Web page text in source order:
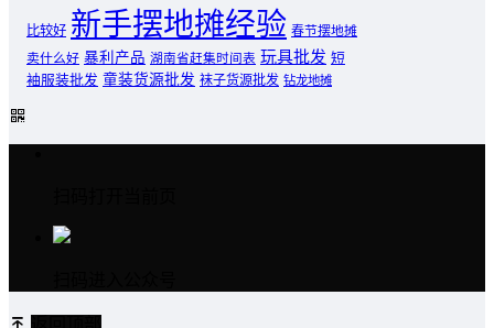
比较好 新手摆地摊经验 春节摆地摊
卖什么好 暴利产品 湖南省赶集时间表 玩具批发 短
袖服装批发 童装货源批发 袜子货源批发 钻龙地摊